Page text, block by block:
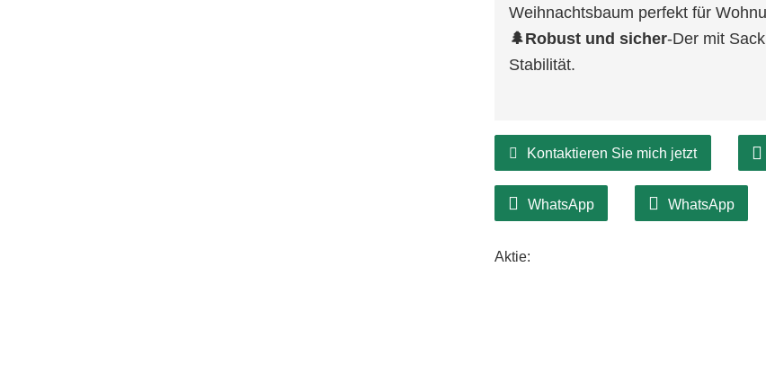
Weihnachtsbaum perfekt für
🌲Robust und sicher-Der mit
Stabilität.
Kontaktieren Sie mich jetzt
WhatsApp WhatsApp
Aktie: